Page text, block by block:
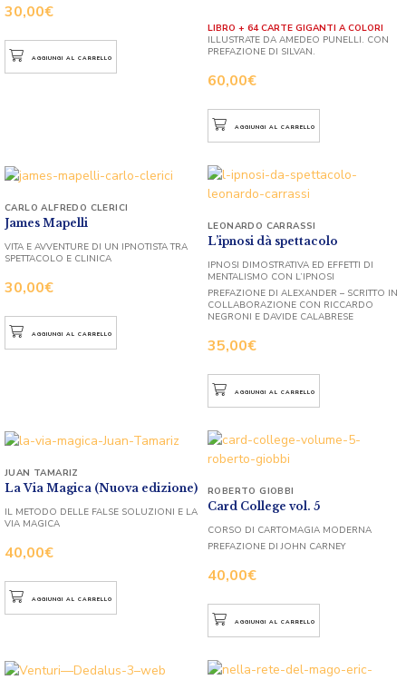
30,00€
AGGIUNGI AL CARRELLO
60,00€
LIBRO + 64 CARTE GIGANTI A COLORI
ILLUSTRATE DA AMEDEO PUNELLI. CON
PREFAZIONE DI SILVAN.
AGGIUNGI AL CARRELLO
James Mapelli
30,00€
CARLO ALFREDO CLERICI
VITA E AVVENTURE DI UN IPNOTISTA TRA
SPETTACOLO E CLINICA
AGGIUNGI AL CARRELLO
L’ipnosi dà spettacolo
35,00€
LEONARDO CARRASSI
IPNOSI DIMOSTRATIVA ED EFFETTI DI
MENTALISMO CON L’IPNOSI
PREFAZIONE DI ALEXANDER – SCRITTO IN
COLLABORAZIONE CON RICCARDO
NEGRONI E DAVIDE CALABRESE
AGGIUNGI AL CARRELLO
La Via Magica (Nuova edizione)
40,00€
JUAN TAMARIZ
IL METODO DELLE FALSE SOLUZIONI E LA
VIA MAGICA
AGGIUNGI AL CARRELLO
Card College vol. 5
40,00€
ROBERTO GIOBBI
CORSO DI CARTOMAGIA MODERNA
PREFAZIONE DI JOHN CARNEY
AGGIUNGI AL CARRELLO